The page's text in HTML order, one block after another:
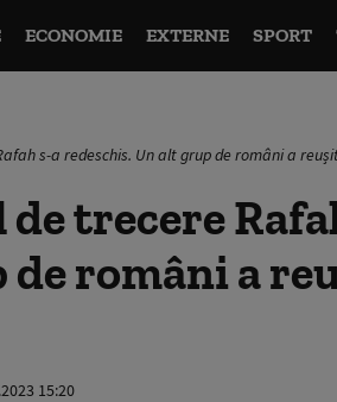
ECONOMIE EXTERNE SPORT
s-a redeschis. Un alt grup de români a
trecere
români a
15:20